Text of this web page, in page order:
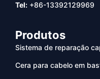
Tel: +86-13392129969
Produtos
Sistema de reparação
Cera para cabelo em